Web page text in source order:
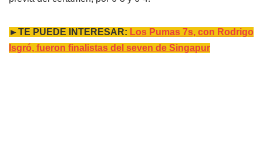
►TE PUEDE INTERESAR: Los Pumas 7s, con Rodrigo
Isgró, fueron finalistas del seven de Singapur